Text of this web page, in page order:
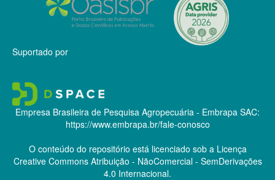
Suportado por
Empresa Brasileira de Pesquisa Agropecuária - Embrapa SAC:
https://www.embrapa.br/fale-conosco
O conteúdo do repositório está licenciado sob a Licença
Creative CommonsAtribuição - NãoComercial - SemDerivações
4.0 Internacional.